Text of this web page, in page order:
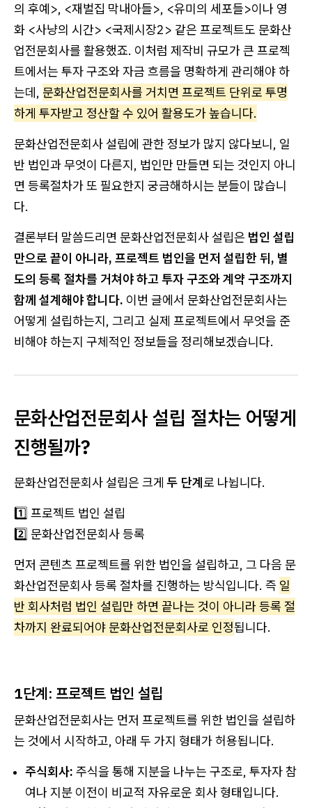
의 후예>, <재벌집 막내아들>, <유미의 세포들>이나 영
화 <사냥의 시간> <국제시장2> 같은 프로젝트도 문화산
업전문회사를 활용했죠. 이처럼 제작비 규모가 큰 프로젝
트에서는 투자 구조와 자금 흐름을 명확하게 관리해야 하
는데, 문화산업전문회사를 거치면 프로젝트 단위로 투명
하게 투자받고 정산할 수 있어 활용도가 높습니다.
문화산업전문회사 설립에 관한 정보가 많지 않다보니, 일
반 법인과 무엇이 다른지, 법인만 만들면 되는 것인지 아니
면 등록절차가 또 필요한지 궁금해하시는 분들이 많습니
다.
결론부터 말씀드리면 문화산업전문회사 설립은 법인 설립
만으로 끝이 아니라, 프로젝트 법인을 먼저 설립한 뒤, 별
도의 등록 절차를 거쳐야 하고 투자 구조와 계약 구조까지
함께 설계해야 합니다. 이번 글에서 문화산업전문회사는
어떻게 설립하는지, 그리고 실제 프로젝트에서 무엇을 준
비해야 하는지 구체적인 정보들을 정리해보겠습니다.
문화산업전문회사 설립 절차는 어떻게
진행될까?
문화산업전문회사 설립은 크게두 단계로 나뉩니다.
1️⃣ 프로젝트 법인 설립
2️⃣ 문화산업전문회사 등록
먼저 콘텐츠 프로젝트를 위한 법인을 설립하고, 그 다음 문
화산업전문회사 등록 절차를 진행하는 방식입니다. 즉 일
반 회사처럼 법인 설립만 하면 끝나는 것이 아니라 등록 절
차까지 완료되어야 문화산업전문회사로 인정됩니다.
1단계: 프로젝트 법인 설립
문화산업전문회사는 먼저 프로젝트를 위한 법인을 설립하
는 것에서 시작하고, 아래 두 가지 형태가 허용됩니다.
주식회사: 주식을 통해 지분을 나누는 구조로, 투자자 참
여나 지분 이전이 비교적 자유로운 회사 형태입니다.